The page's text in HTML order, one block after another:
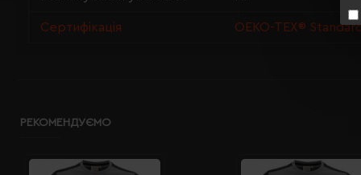
Сертифікація OEKO-TEX®
РЕКОМЕНДУЄМО